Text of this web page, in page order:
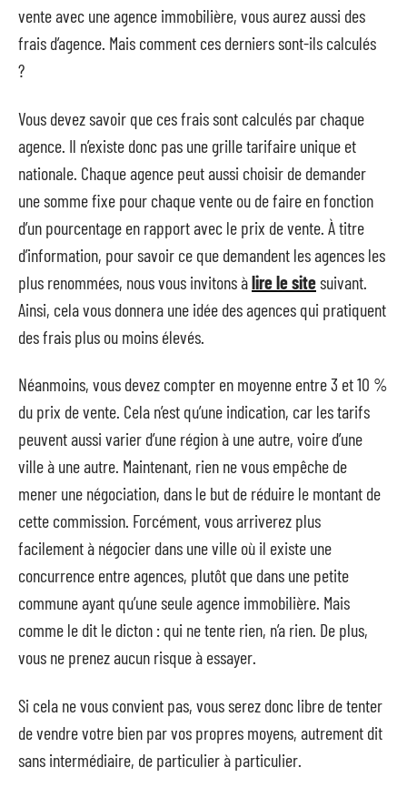
vente avec une agence immobilière, vous aurez aussi des
frais d’agence. Mais comment ces derniers sont-ils calculés
?
Vous devez savoir que ces frais sont calculés par chaque
agence. Il n’existe donc pas une grille tarifaire unique et
nationale. Chaque agence peut aussi choisir de demander
une somme fixe pour chaque vente ou de faire en fonction
d’un pourcentage en rapport avec le prix de vente. À titre
d’information, pour savoir ce que demandent les agences les
plus renommées, nous vous invitons àlire le sitesuivant.
Ainsi, cela vous donnera une idée des agences qui pratiquent
des frais plus ou moins élevés.
Néanmoins, vous devez compter en moyenne entre 3 et 10 %
du prix de vente. Cela n’est qu’une indication, car les tarifs
peuvent aussi varier d’une région à une autre, voire d’une
ville à une autre. Maintenant, rien ne vous empêche de
mener une négociation, dans le but de réduire le montant de
cette commission. Forcément, vous arriverez plus
facilement à négocier dans une ville où il existe une
concurrence entre agences, plutôt que dans une petite
commune ayant qu’une seule agence immobilière. Mais
comme le dit le dicton : qui ne tente rien, n’a rien. De plus,
vous ne prenez aucun risque à essayer.
Si cela ne vous convient pas, vous serez donc libre de tenter
de vendre votre bien par vos propres moyens, autrement dit
sans intermédiaire, de particulier à particulier.